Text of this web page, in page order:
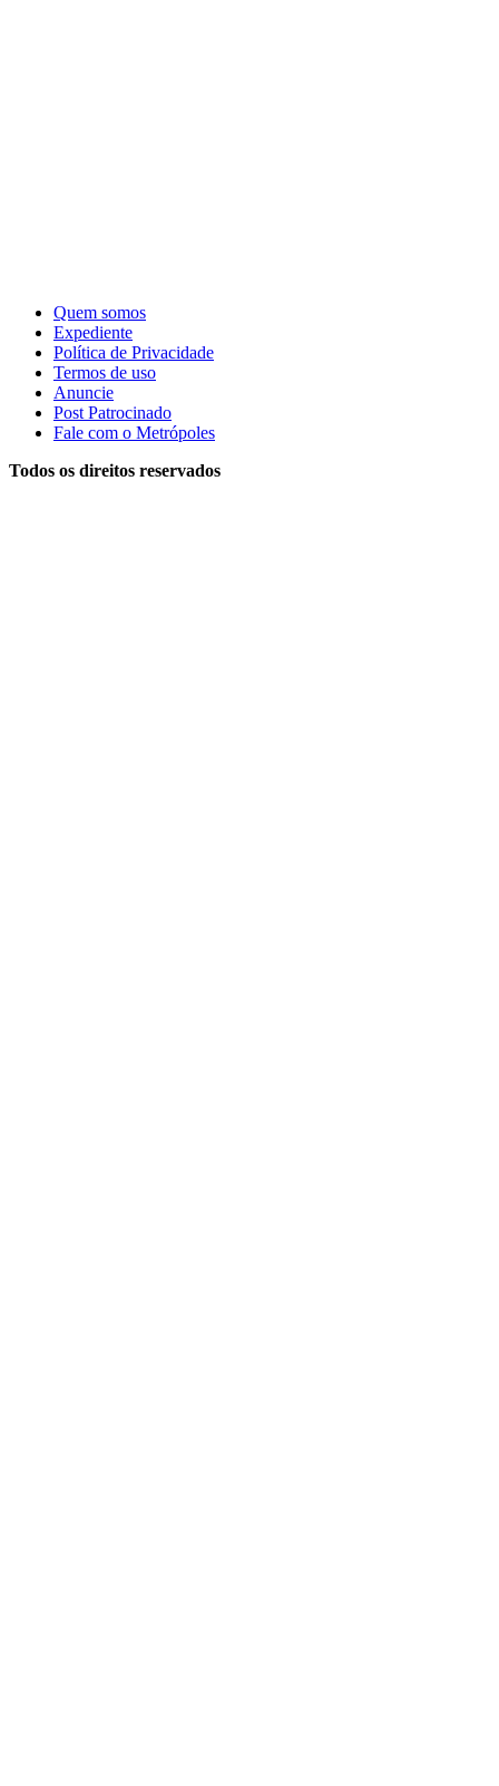
Quem somos
Expediente
Política de Privacidade
Termos de uso
Anuncie
Post Patrocinado
Fale com o Metrópoles
Todos os direitos reservados